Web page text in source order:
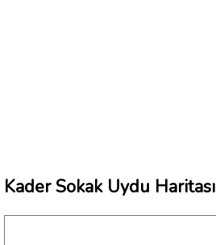
Kader Sokak Uydu Haritası